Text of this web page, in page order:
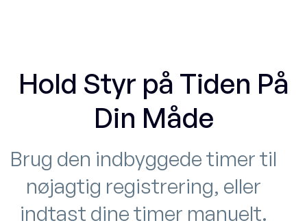
Hold Styr på Tiden På
Din Måde
Brug den indbyggede timer til
nøjagtig registrering, eller
indtast dine timer manuelt.